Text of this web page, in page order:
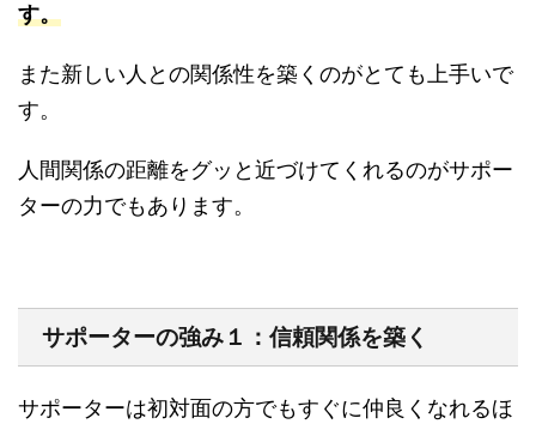
す。
また新しい人との関係性を築くのがとても上手いで
す。
人間関係の距離をグッと近づけてくれるのがサポー
ターの力でもあります。
サポーターの強み１：信頼関係を築く
サポーターは初対面の方でもすぐに仲良くなれるほ